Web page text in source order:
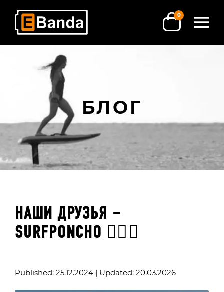
0
БЛОГ
НАШИ ДРУЗЬЯ –
SURFPONCHO 🏄‍♂️🌊
Published: 25.12.2024 | Updated: 20.03.2026